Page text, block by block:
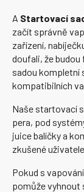
A Startovací
začít správně
zařízení,
doufali, že
sadou kompletní
kompatibilních
Naše startovací
pera, pod
juice balíčky a
zkušené uživatele.
Pokud s
pomůže vyhnout